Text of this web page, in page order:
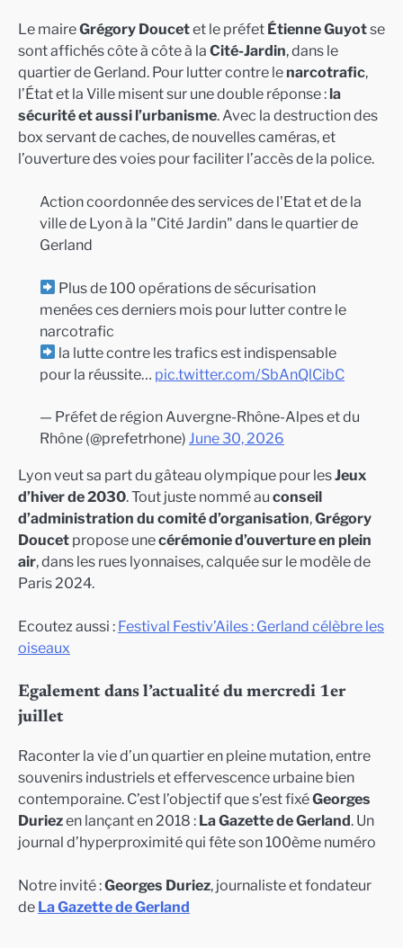
Le maireGrégory Doucetet le préfet Étienne Guyotse
sont affichés côte à côte à la Cité-Jardin, dans le
quartier de Gerland. Pour lutter contre le narcotrafic,
l’État et la Ville misent sur une double réponse :la
sécurité et aussi l’urbanisme. Avec la destruction des
box servant de caches, de nouvelles caméras, et
l’ouverture des voies pour faciliter l’accès de la police.
Action coordonnée des services de l'Etat et de la
ville de Lyon à la "Cité Jardin" dans le quartier de
Gerland
Plus de 100 opérations de sécurisation
menées ces derniers mois pour lutter contre le
narcotrafic
la lutte contre les trafics est indispensable
pour la réussite… pic.twitter.com/SbAnQlCibC
— Préfet de région Auvergne-Rhône-Alpes et du
Rhône (@prefetrhone) June 30, 2026
Lyon veut sa part du gâteau olympique pour lesJeux
d’hiver de 2030. Tout juste nommé au conseil
d’administration du comité d’organisation,Grégory
Doucet propose unecérémonie d’ouverture en plein
air, dans les rues lyonnaises, calquée sur le modèle de
Paris 2024.
Ecoutez aussi : Festival Festiv’Ailes : Gerland célèbre les
oiseaux
Egalement dans l’actualité du mercredi 1er
juillet
Raconter la vie d’un quartier en pleine mutation, entre
souvenirs industriels et effervescence urbaine bien
contemporaine. C’est l’objectif que s’est fixéGeorges
Duriezen lançant en 2018 : La Gazette de Gerland. Un
journal d’hyperproximité qui fête son 100ème numéro
Notre invité :Georges Duriez, journaliste et fondateur
de La Gazette de Gerland